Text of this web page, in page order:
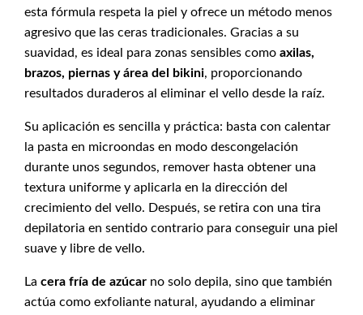
esta fórmula respeta la piel y ofrece un método menos
agresivo que las ceras tradicionales. Gracias a su
suavidad, es ideal para zonas sensibles como axilas,
brazos, piernas y área del bikini, proporcionando
resultados duraderos al eliminar el vello desde la raíz.
Su aplicación es sencilla y práctica: basta con calentar
la pasta en microondas en modo descongelación
durante unos segundos, remover hasta obtener una
textura uniforme y aplicarla en la dirección del
crecimiento del vello. Después, se retira con una tira
depilatoria en sentido contrario para conseguir una piel
suave y libre de vello.
La cera fría de azúcar no solo depila, sino que también
actúa como exfoliante natural, ayudando a eliminar